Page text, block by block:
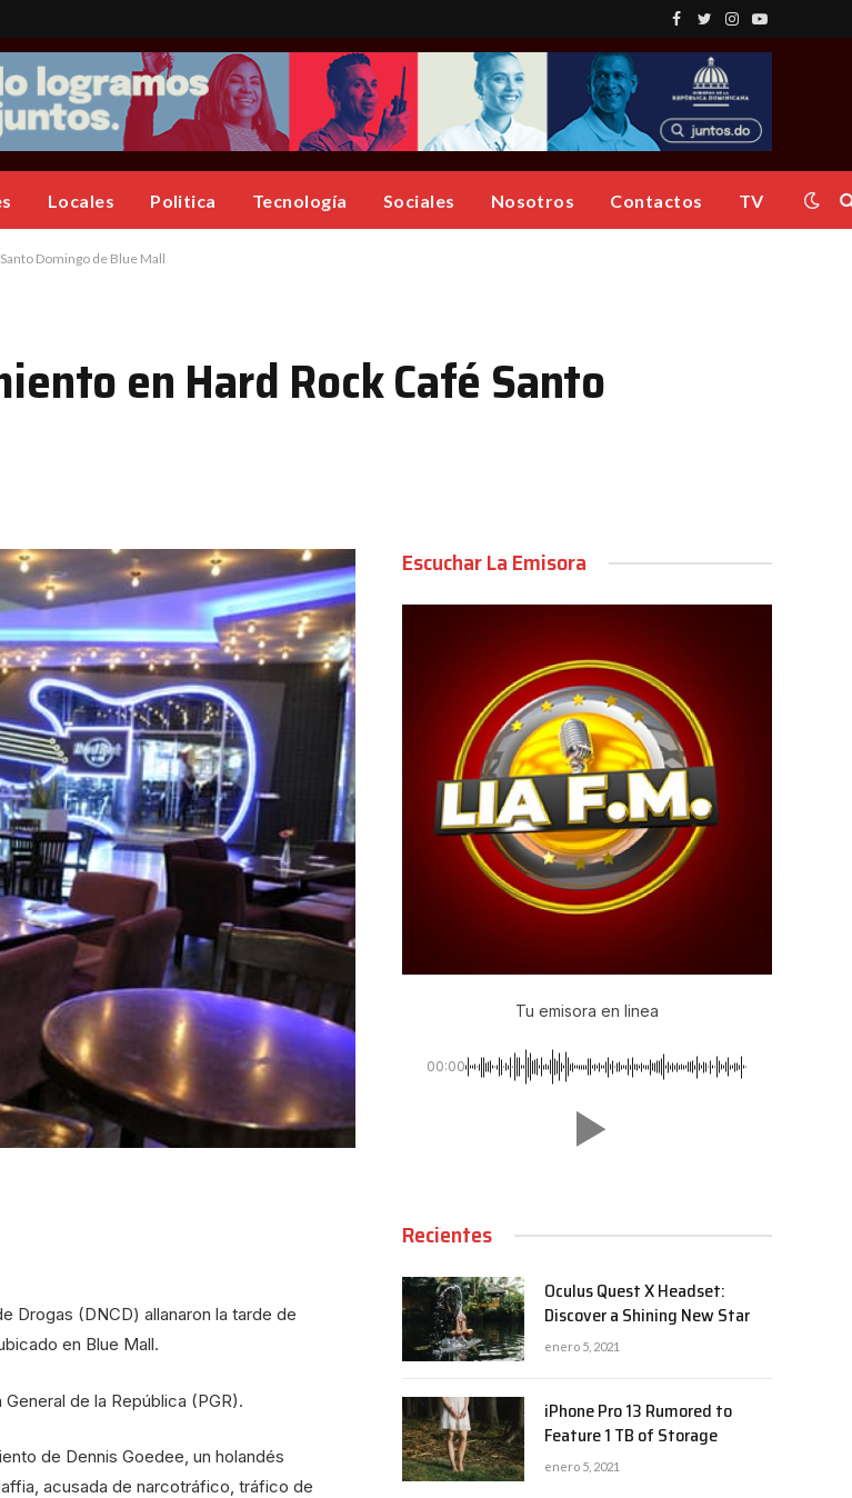
Facebook
TwitterInstagram
YouTube
Locales Politica Tecnología Sociales Nosotros Contactos TV
Domingo de Blue Mall
en Hard Rock Café Santo
Drogas (DNCD) allanaron la tarde de
en Blue Mall.
de la República (PGR).
de Dennis Goedee, un holandés
acusada de narcotráfico, tráfico de
Escuchar La Emisora
Tu emisora en linea
00:00
Recientes
Oculus Quest X Headset:
Discover a Shining New Star
enero 5, 2021
iPhone Pro 13 Rumored to
Feature 1 TB of Storage
enero 5, 2021